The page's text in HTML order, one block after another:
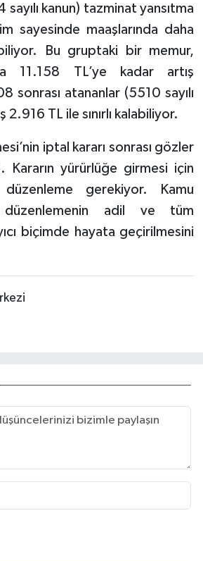
kanun) tazminat yansıtma
sayesinde maaşlarında daha
Bu gruptaki bir memur,
11.158 TL’ye kadar artış
sonrası atananlar (5510 sayılı
2.916 TL ile sınırlı kalabiliyor.
iptal kararı sonrası gözler
Kararın yürürlüğe girmesi için
gerekiyor. Kamu
düzenlemenin adil ve tüm
biçimde hayata geçirilmesini